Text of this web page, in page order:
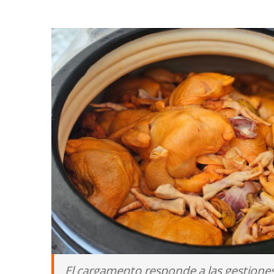
El cargamento responde a las